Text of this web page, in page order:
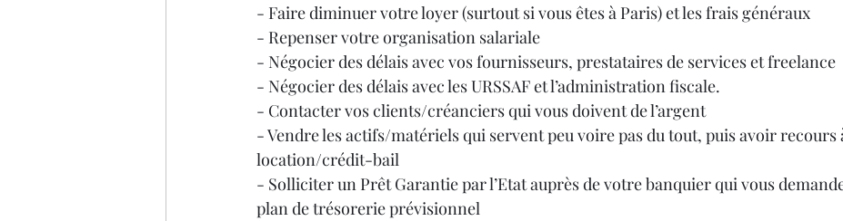
- Faire diminuer votre loyer (surtout si vous êtes à Paris) et les frais généraux
- Repenser votre organisation salariale
- Négocier des délais avec vos fournisseurs, prestataires de services et freelance
- Négocier des délais avec les URSSAF et l’administration fiscale.
- Contacter vos clients/créanciers qui vous doivent de l’argent
- Vendre les actifs/matériels qui servent peu voire pas du tout, puis avoir recours
location/crédit-bail
- Solliciter un Prêt Garantie par l’Etat auprès de votre banquier qui vous
plan de trésorerie prévisionnel